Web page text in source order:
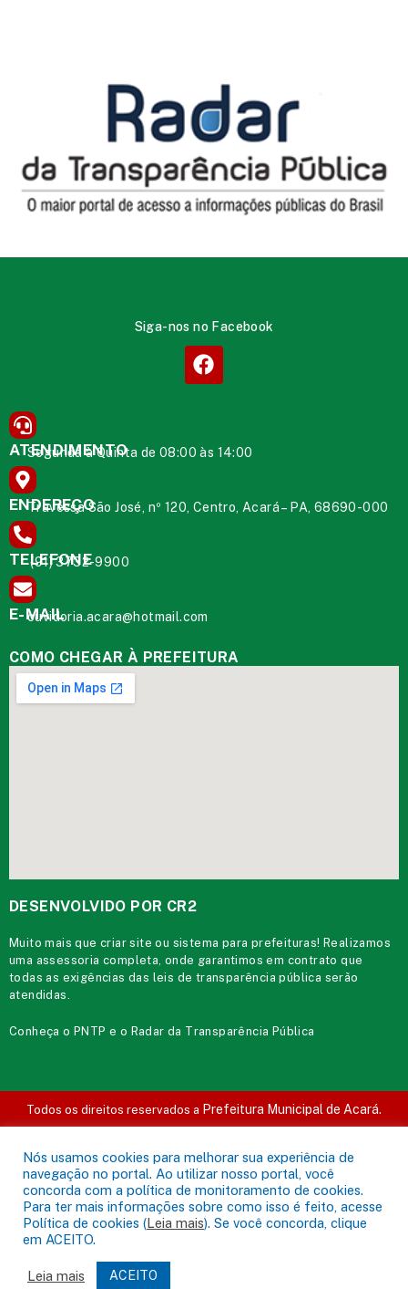
Siga-nos no Facebook
ATENDIMENTO
Segunda à Quinta de 08:00 às 14:00
ENDEREÇO
Travessa São José, nº 120, Centro, Acará – PA, 68690-000
TELEFONE
(91) 3732-9900
E-MAIL
ouvidoria.acara@hotmail.com
COMO CHEGAR À PREFEITURA
DESENVOLVIDO POR CR2
Muito mais quecriar site ou sistema para prefeituras! Realizamos
uma assessoria completa, onde garantimos em contrato que
todas as exigências das leis de transparência pública serão
atendidas.
Conheça oPNTP e o Radar da Transparência Pública
Todos os direitos reservados a Prefeitura Municipal de Acará.
Nós usamos cookies para melhorar sua experiência de
navegação no portal. Ao utilizar nosso portal, você
concorda com a política de monitoramento de cookies.
Para ter mais informações sobre como isso é feito, acesse
Política de cookies (Leia mais). Se você concorda, clique
em ACEITO.
Leia mais ACEITO